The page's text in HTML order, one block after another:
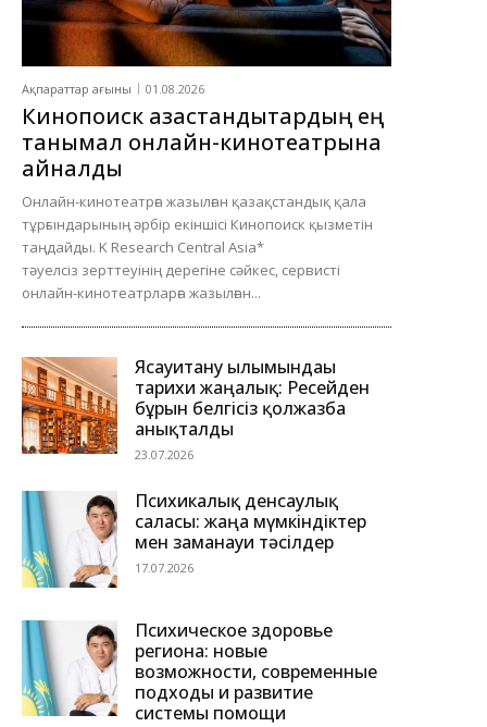
Ақпараттар ағыны 01.08.2026
Кинопоиск қазақстандықтардың ең
танымал онлайн-кинотеатрына
айналды
Онлайн-кинотеатрға жазылған қазақстандық қала
тұрғындарының әрбір екіншісі Кинопоиск қызметін
таңдайды. K Research Central Asia*
тәуелсіз зерттеуінің дерегіне сәйкес, сервисті
онлайн-кинотеатрларға жазылған...
Ясауитану ғылымындағы
тарихи жаңалық: Ресейден
бұрын белгісіз қолжазба
анықталды
23.07.2026
Психикалық денсаулық
саласы: жаңа мүмкіндіктер
мен заманауи тәсілдер
17.07.2026
Психическое здоровье
региона: новые
возможности, современные
подходы и развитие
системы помощи